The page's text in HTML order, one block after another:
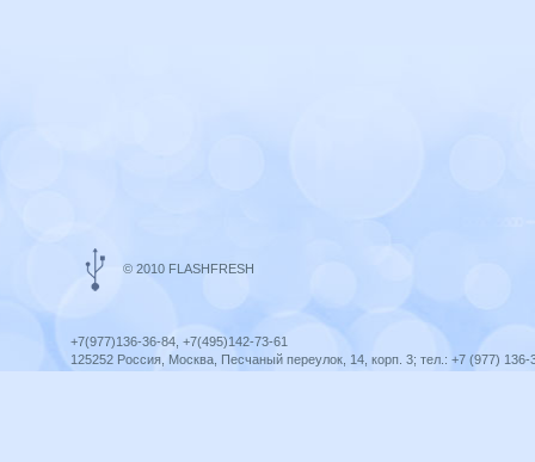
© 2010 FLASHFRESH
+7(977)136-36-84, +7(495)142-73-61
125252 Россия, Москва, Песчаный переулок, 14, корп. 3; тел.: +7 (977) 136-